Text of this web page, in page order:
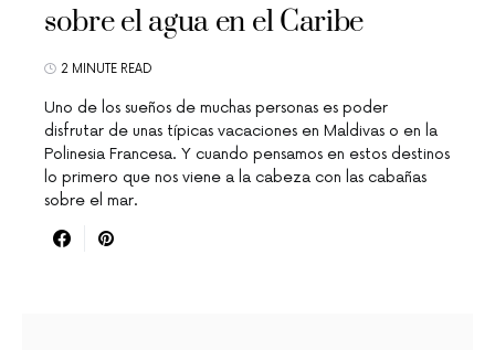
sobre el agua en el Caribe
2 MINUTE READ
Uno de los sueños de muchas personas es poder
disfrutar de unas típicas vacaciones en Maldivas o en la
Polinesia Francesa. Y cuando pensamos en estos destinos
lo primero que nos viene a la cabeza con las cabañas
sobre el mar.